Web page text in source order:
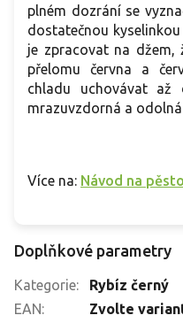
plném dozrání se
dostatečnou
je zpracovat na džem,
přelomu června a
chladu uchovávat
mrazuvzdorná a
Více na: Návod na
Doplňkové parametry
Kategorie:
Rybíz černý
EAN: Zvolte